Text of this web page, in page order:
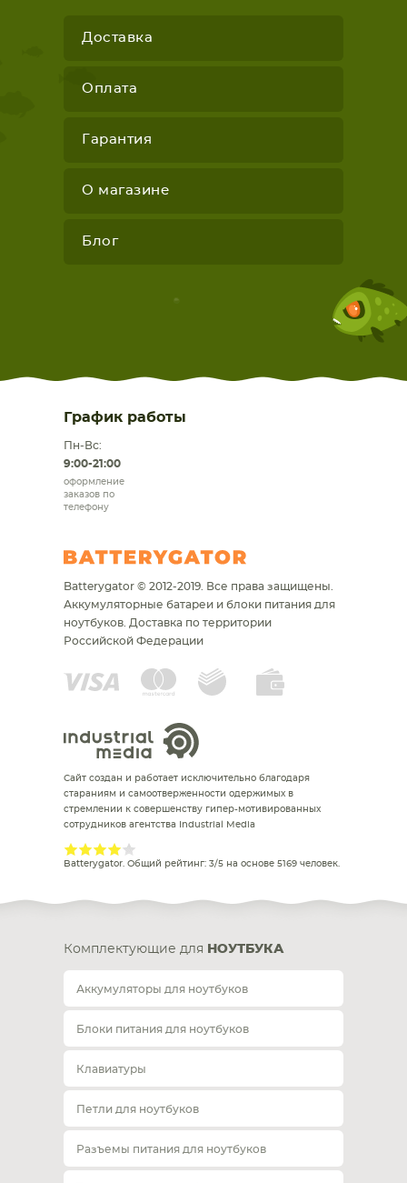
Доставка
Оплата
Гарантия
О магазине
Блог
График работы
Пн-Вс:
9:00-21:00
оформление
заказов по
телефону
Batterygator © 2012-2019. Все права защищены.
Аккумуляторные батареи и блоки питания для
ноутбуков. Доставка по территории
Российской Федерации
Сайт создан и работает исключительно благодаря
стараниям и самоотверженности одержимых в
стремлении к совершенству гипер-мотивированных
сотрудников агентства Industrial Media
Batterygator. Общий рейтинг: 3/5 на основе 5169 человек.
Комплектующие для НОУТБУКА
Аккумуляторы для ноутбуков
Блоки питания для ноутбуков
Клавиатуры
Петли для ноутбуков
Разъемы питания для ноутбуков